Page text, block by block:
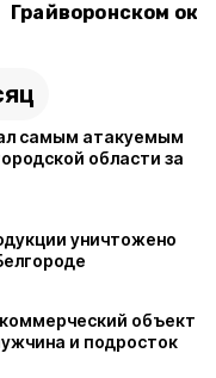
Грайворонском
самым атакуемым
области за
уничтожено
объект
и подросток